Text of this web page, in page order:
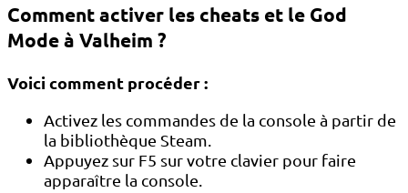
Comment activer les cheats et le God
Mode à Valheim ?
Voici comment procéder :
Activez les commandes de la console à partir de
la bibliothèque Steam.
Appuyez sur F5 sur votre clavier pour faire
apparaître la console.